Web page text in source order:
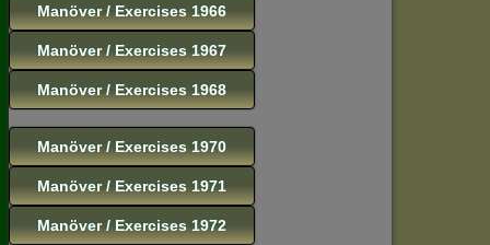
Manöver / Exercises 1966
Manöver / Exercises 1967
Manöver / Exercises 1968
Manöver / Exercises 1970
Manöver / Exercises 1971
Manöver / Exercises 1972